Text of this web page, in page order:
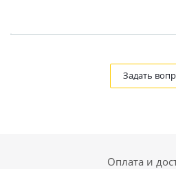
Задать
Оплата и